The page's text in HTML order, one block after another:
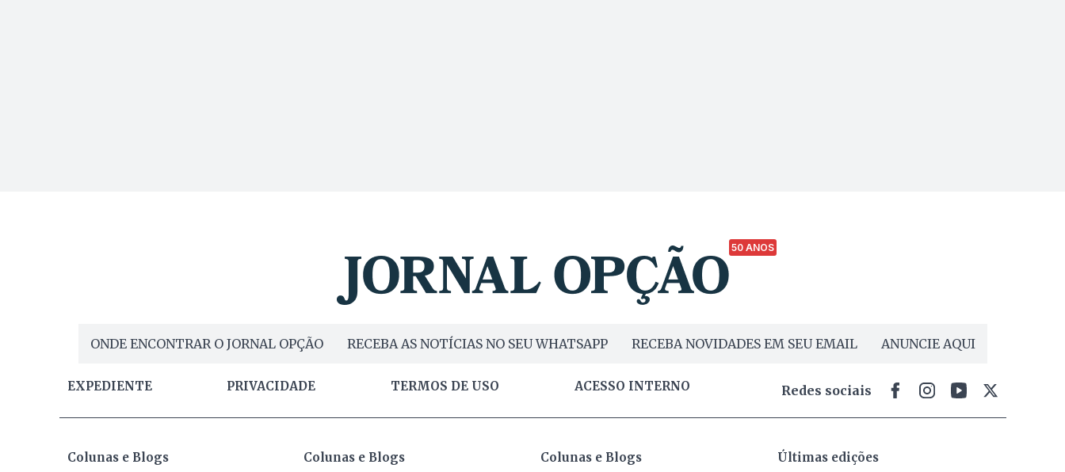
50 ANOS
ONDE ENCONTRAR O JORNAL OPÇÃO RECEBA AS NOTÍCIAS NO SEU WHATSAPP RECEBA NOVIDADES EM SEU EMAIL ANUNCIE AQUI
EXPEDIENTE PRIVACIDADE TERMOS DE USO ACESSO INTERNO Redes sociais
Colunas e Blogs Colunas e Blogs Colunas e Blogs Últimas edições